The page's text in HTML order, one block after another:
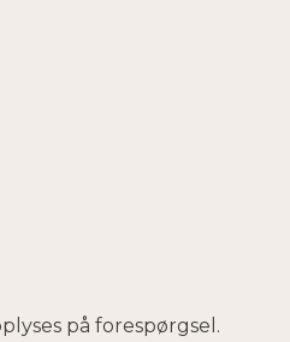
på forespørgsel.